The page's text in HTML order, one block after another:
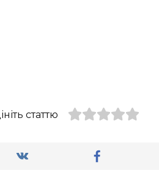
статтю